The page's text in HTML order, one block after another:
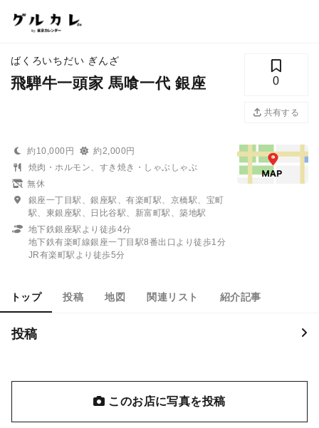
ばくろいちだい ぎんざ
飛騨牛一頭家 馬喰一代 銀座 0
共有する
約10,000円
約2,000円
焼肉・ホルモン、すき焼き・しゃぶしゃぶ
無休
銀座一丁目駅、銀座駅、有楽町駅、京橋駅、宝町
駅、東銀座駅、日比谷駅、新富町駅、築地駅
地下鉄銀座駅より徒歩4分
地下鉄有楽町線銀座一丁目駅8番出口より徒歩1分
JR有楽町駅より徒歩5分
トップ 投稿 地図 関連リスト 紹介記事
投稿
このお店に写真を投稿